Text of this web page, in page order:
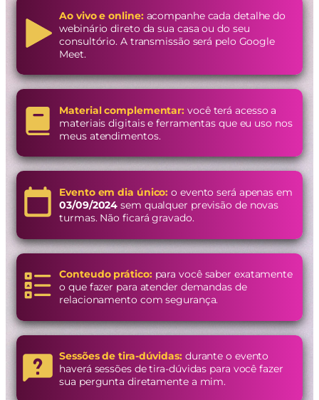
Ao vivo e online: acompanhe cada detalhe do
webinário direto da sua casa ou do seu
consultório. A transmissão será pelo Google
Meet.
Material complementar: você terá acesso a
materiais digitais e ferramentas que eu uso nos
meus atendimentos.
Evento em dia único: o evento será apenas em
03/09/2024 sem qualquer previsão de novas
turmas. Não ficará gravado.
Conteudo prático: para você saber exatamente
o que fazer para atender demandas de
relacionamento com segurança.
Sessões de tira-dúvidas: durante o evento
haverá sessões de tira-dúvidas para você fazer
sua pergunta diretamente a mim.